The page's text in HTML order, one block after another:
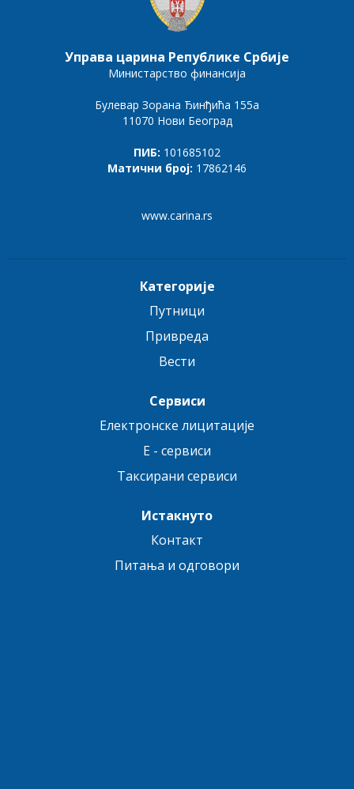
Управа царина Републике Србије
Министарство финансија
Булевар Зорана Ђинђића 155а
11070 Нови Београд
ПИБ: 101685102
Матични број: 17862146
www.carina.rs
Категорије
Путници
Привреда
Вести
Сервиси
Електронске лицитације
E - сервиси
Таксирани сервиси
Истакнуто
Контакт
Питања и одговори